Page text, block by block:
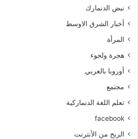
نبض الدنمارك
أخبار الشرق الاوسط
المرأة
هجرة ولجوء
أوروبا بالعربي
مجتمع
تعلم اللغة الدنماركية
facebook
الربح من الأنترنت